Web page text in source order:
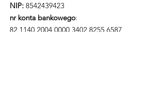
NIP: 8542439423
nr konta bankowego:
82 1140 2004 0000 3402 8255 6587